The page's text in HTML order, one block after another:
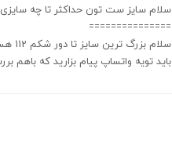
سلام سایز ست تون حداکثر تا چه
===============
سلام بزرگ ترین سایز تا دور شکم 112 هست
باید تویه واتساپ پیام بزارید که باهم